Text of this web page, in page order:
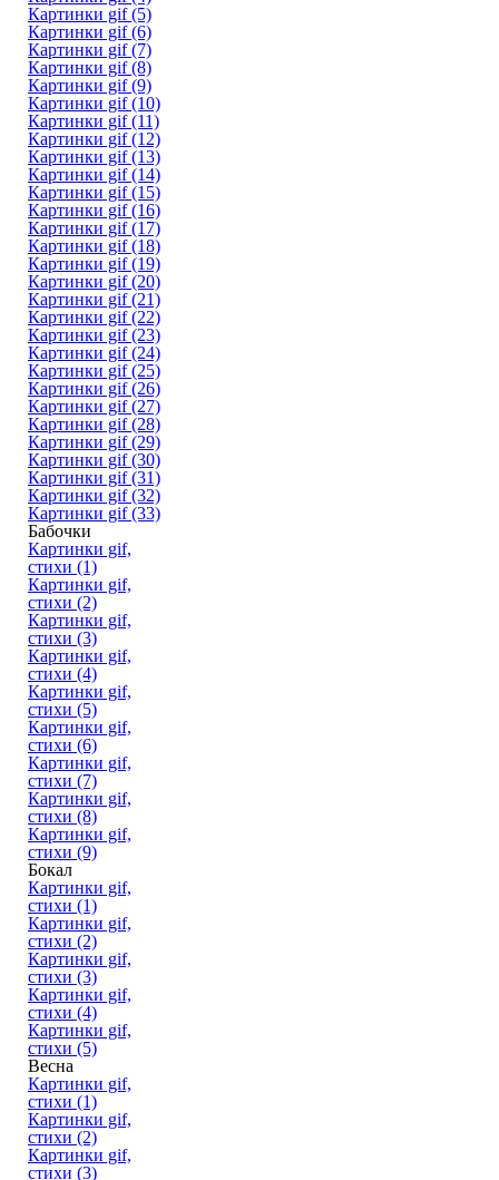
Картинки gif (5)
Картинки gif (6)
Картинки gif (7)
Картинки gif (8)
Картинки gif (9)
Картинки gif (10)
Картинки gif (11)
Картинки gif (12)
Картинки gif (13)
Картинки gif (14)
Картинки gif (15)
Картинки gif (16)
Картинки gif (17)
Картинки gif (18)
Картинки gif (19)
Картинки gif (20)
Картинки gif (21)
Картинки gif (22)
Картинки gif (23)
Картинки gif (24)
Картинки gif (25)
Картинки gif (26)
Картинки gif (27)
Картинки gif (28)
Картинки gif (29)
Картинки gif (30)
Картинки gif (31)
Картинки gif (32)
Картинки gif (33)
Бабочки
Картинки gif,
стихи (1)
Картинки gif,
стихи (2)
Картинки gif,
стихи (3)
Картинки gif,
стихи (4)
Картинки gif,
стихи (5)
Картинки gif,
стихи (6)
Картинки gif,
стихи (7)
Картинки gif,
стихи (8)
Картинки gif,
стихи (9)
Бокал
Картинки gif,
стихи (1)
Картинки gif,
стихи (2)
Картинки gif,
стихи (3)
Картинки gif,
стихи (4)
Картинки gif,
стихи (5)
Весна
Картинки gif,
стихи (1)
Картинки gif,
стихи (2)
Картинки gif,
стихи (3)